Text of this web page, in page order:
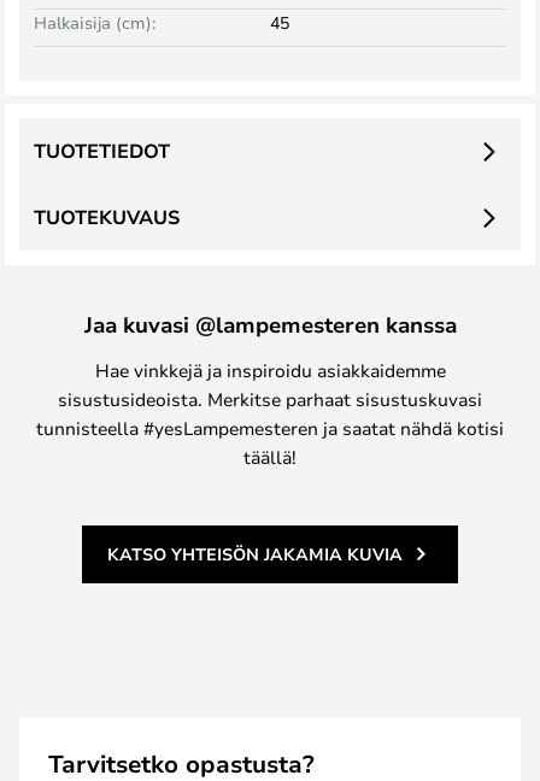
Halkaisija (cm):
45
TUOTEKUVAUS
TUOTETIEDOT
Jaa kuvasi @lampemesteren kanssa
Hae vinkkejä ja inspiroidu asiakkaidemme
sisustusideoista. Merkitse parhaat sisustuskuvasi
tunnisteella #yesLampemesteren ja saatat nähdä kotisi
täällä!
KATSO YHTEISÖN JAKAMIA KUVIA
Tarvitsetko opastusta?